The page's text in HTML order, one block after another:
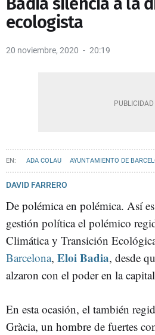
ecologista
20 noviembre, 2020 20:19
ADA COLAU AYUNTAMIENTO DE
DAVID FARRERO
De polémica en polémica. Así
gestión política el polémico
Climática y Transición
Barcelona, Eloi Badia, desde
alzaron con el poder en la
En esta ocasión, el también
Gràcia, un hombre de fuertes